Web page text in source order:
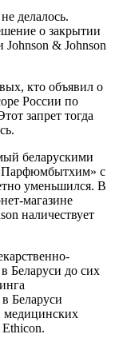
делалось.
о закрытии
Johnson & Johnson
кто объявил о
России по
запрет тогда
беларускими
с
уменьшился. В
магазине
наличествует
Беларуси до сих
Беларуси
медицинских
Ethicon.